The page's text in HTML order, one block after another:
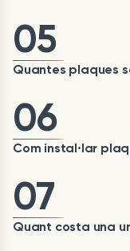
05
Quantes plaques
06
Com instal·lar
07
Quant costa una